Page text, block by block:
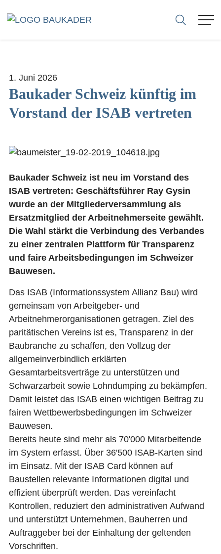
ZENTRALVORSTAND
GESCHÄFTSSTELLE
VERANSTALTUNGEN
SOZIALPARTNERSCHAFT
DOWNLOADS
RECHTSSICHERHEIT
INTERESSENVERTRETUNG
VORTEILE
KOSTEN
MITGLIED WERDEN
FIRMEN
VORTEILE
EVENT
MITGLIEDER
KOSTEN
MITGLIED WERDEN
SEKTIONEN
AGENDA
BERICHTE
KARRIERE
JOBS
KURSE
WEITERBILDUNG
LAUFBAHN
BERATUNG
RECHT
PARIFONDS BAU
FAR
1. Juni 2026
Baukader Schweiz künftig im
Vorstand der ISAB vertreten
Baukader Schweiz ist neu im Vorstand des
ISAB vertreten: Geschäftsführer Ray Gysin
wurde an der Mitgliederversammlung als
Ersatzmitglied der Arbeitnehmerseite gewählt.
Die Wahl stärkt die Verbindung des Verbandes
zu einer zentralen Plattform für Transparenz
und faire Arbeitsbedingungen im Schweizer
Bauwesen.
Das ISAB (Informationssystem Allianz Bau) wird
gemeinsam von Arbeitgeber- und
Arbeitnehmerorganisationen getragen. Ziel des
paritätischen Vereins ist es, Transparenz in der
Baubranche zu schaffen, den Vollzug der
allgemeinverbindlich erklärten
Gesamtarbeitsverträge zu unterstützen und
Schwarzarbeit sowie Lohndumping zu bekämpfen.
Damit leistet das ISAB einen wichtigen Beitrag zu
fairen Wettbewerbsbedingungen im Schweizer
Bauwesen.
Bereits heute sind mehr als 70'000 Mitarbeitende
im System erfasst. Über 36'500 ISAB-Karten sind
im Einsatz. Mit der ISAB Card können auf
Baustellen relevante Informationen digital und
effizient überprüft werden. Das vereinfacht
Kontrollen, reduziert den administrativen Aufwand
und unterstützt Unternehmen, Bauherren und
Auftraggeber bei der Einhaltung der geltenden
Vorschriften.